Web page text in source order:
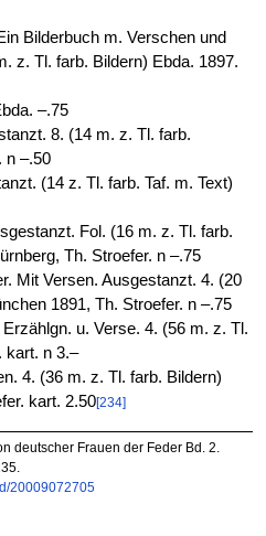
Bilderbuch m. Verschen und
z. Tl. farb. Bildern) Ebda. 1897.
–.75
8. (14 m. z. Tl. farb.
n –.50
(14 z. Tl. farb. Taf. m. Text)
Fol. (16 m. z. Tl. farb.
Th. Stroefer. n –.75
Mit Versen. Ausgestanzt. 4. (20
1891, Th. Stroefer. n –.75
u. Verse. 4. (56 m. z. Tl.
kart. n 3.–
4. (36 m. z. Tl. farb. Bildern)
kart. 2.50[234]
deutscher Frauen der Feder Bd. 2.
20009072705